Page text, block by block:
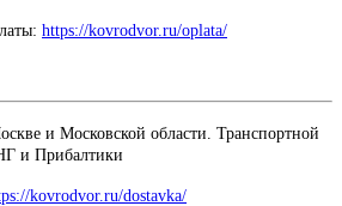
https://kovrodvor.ru/oplata/
и Московской области. Транспортной
и Прибалтики
kovrodvor.ru/dostavka/